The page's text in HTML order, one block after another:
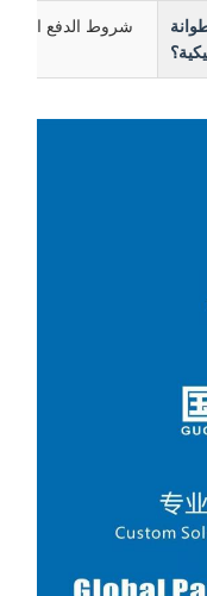
شروط الدفع المقبولة